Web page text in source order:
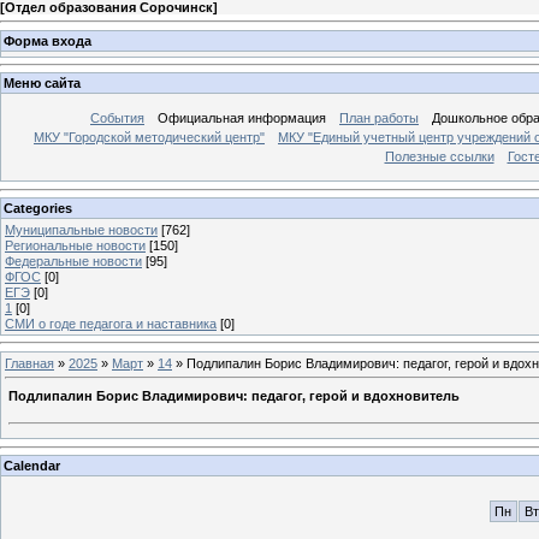
[Отдел образования Сорочинск]
Форма входа
Меню сайта
События Официальная информация План работы
Дошкольное
МКУ "Городской методический центр"
МКУ "Единый учетный центр учреждений
Полезные ссылки
Categories
Муниципальные новости [762]
Региональные новости [150]
Федеральные новости [95]
ФГОС [0]
ЕГЭ [0]
1 [0]
СМИ о годе педагога и наставника [0]
Главная » 2025 » Март » 14 » Подлипалин Борис Владимирович: педагог, герой и
Подлипалин Борис Владимирович: педагог, герой и вдохновитель
Calendar
Пн Вт